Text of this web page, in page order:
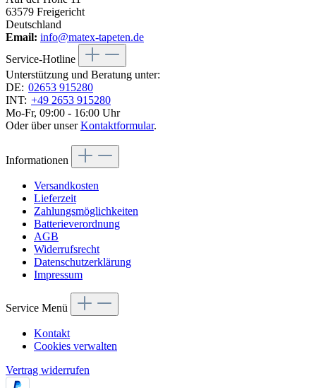
63579 Freigericht
Deutschland
Email: info@matex-tapeten.de
Service-Hotline
Unterstützung und Beratung unter:
DE: 02653 915280
INT: +49 2653 915280
Mo-Fr, 09:00 - 16:00 Uhr
Oder über unserKontaktformular.
Informationen
Versandkosten
Lieferzeit
Zahlungsmöglichkeiten
Batterieverordnung
AGB
Widerrufsrecht
Datenschutzerklärung
Impressum
Service Menü
Kontakt
Cookies verwalten
Vertrag widerrufen